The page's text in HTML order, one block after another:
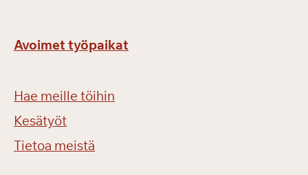
Avoimet työpaikat
Hae meille töihin
Kesätyöt
Tietoa meistä